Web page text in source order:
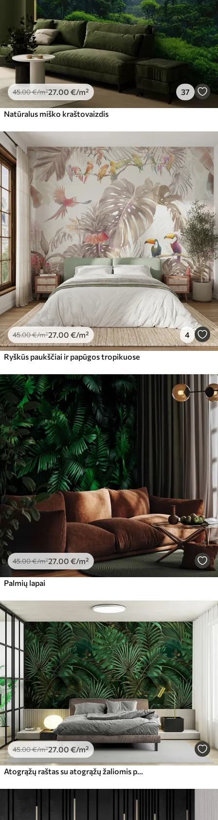
45.00€/m²27.00 €/m² 37
Natūralus miško kraštovaizdis
45.00€/m²27.00 €/m² 4
Ryškūs paukščiai ir papūgos tropikuose
45.00€/m²27.00 €/m²
Palmių lapai
45.00€/m²27.00 €/m²
Atogrąžų raštas su atogrąžų žaliomis palmėmis, bananų lapais